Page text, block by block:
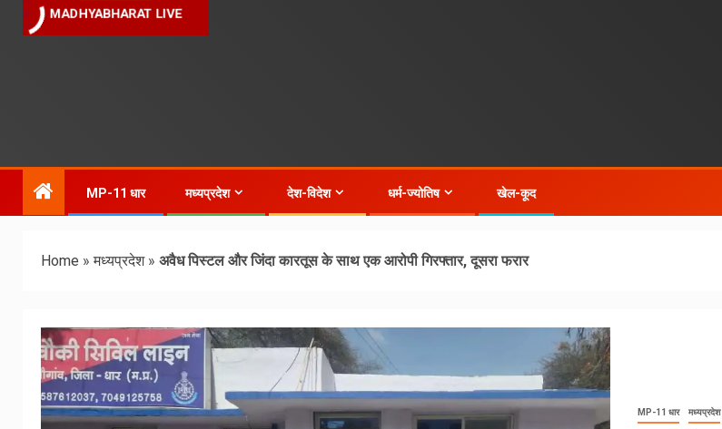
MADHYABHARAT LIVE
MP-11 धार मध्यप्रदेश देश-विदेश धर्म-ज्योतिष खेल-कूद
Home »मध्यप्रदेश» अवैध पिस्टल और जिंदा कारतूस के साथ एक आरोपी गिरफ्तार, दूसरा फरार
MP-11 धार मध्यप्रदेश